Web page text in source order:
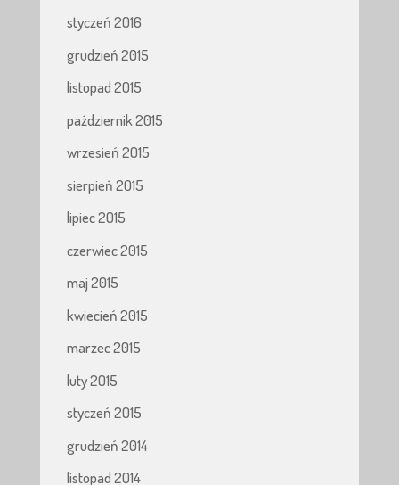
styczeń 2016
grudzień 2015
listopad 2015
październik 2015
wrzesień 2015
sierpień 2015
lipiec 2015
czerwiec 2015
maj 2015
kwiecień 2015
marzec 2015
luty 2015
styczeń 2015
grudzień 2014
listopad 2014